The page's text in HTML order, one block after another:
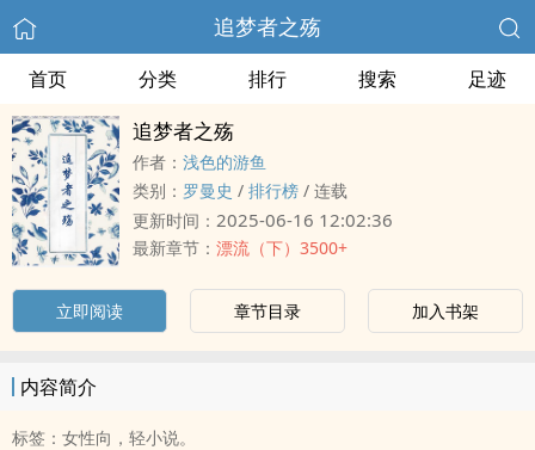
追梦者之殇
首页 分类 排行 搜索 足迹
追梦者之殇
作者： 浅色的游鱼
类别： 罗曼史 / 排行榜 / 连载
更新时间： 2025-06-16 12:02:36
最新章节： 漂流（下）3500+
立即阅读 章节目录 加入书架
内容简介
标签：女性向，轻小说。